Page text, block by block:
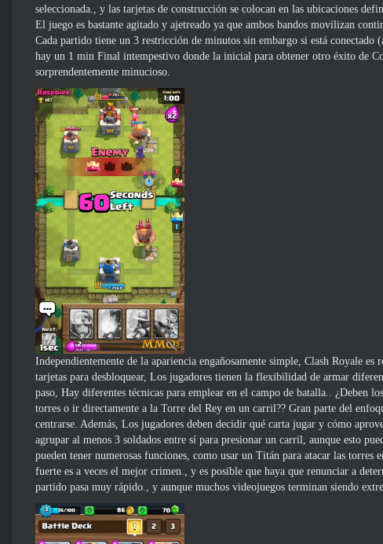
seleccionada., y las tarjetas de construcción se colocan en las ubicaciones
El juego es bastante agitado y ajetreado ya que ambos bandos movilizan
Cada partido tiene un 3 restricción de minutos sin embargo si está conectado
hay un 1 min Final intempestivo donde la inicial para obtener otro éxito de
sorprendentemente minucioso.
Independientemente de la apariencia engañosamente simple, Clash Royale
tarjetas para desbloquear, Los jugadores tienen la flexibilidad de armar
paso, Hay diferentes técnicas para emplear en el campo de batalla.. ¿Deben
torres o ir directamente a la Torre del Rey en un carril?? Gran parte del
centrarse. Además, Los jugadores deben decidir qué carta jugar y cómo
agrupar al menos 3 soldados entre sí para presionar un carril, aunque esto
pueden tener numerosas funciones, como usar un Titán para atacar las
fuerte es a veces el mejor crimen., y es posible que haya que renunciar a
partido pasa muy rápido., y aunque muchos videojuegos terminan siendo